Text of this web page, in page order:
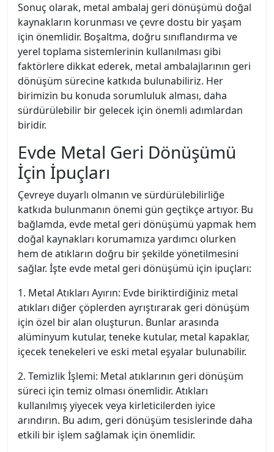
Sonuç olarak, metal ambalaj geri dönüşümü doğal
kaynakların korunması ve çevre dostu bir yaşam
için önemlidir. Boşaltma, doğru sınıflandırma ve
yerel toplama sistemlerinin kullanılması gibi
faktörlere dikkat ederek, metal ambalajlarının geri
dönüşüm sürecine katkıda bulunabiliriz. Her
birimizin bu konuda sorumluluk alması, daha
sürdürülebilir bir gelecek için önemli adımlardan
biridir.
Evde Metal Geri Dönüşümü
İçin İpuçları
Çevreye duyarlı olmanın ve sürdürülebilirliğe
katkıda bulunmanın önemi gün geçtikçe artıyor. Bu
bağlamda, evde metal geri dönüşümü yapmak hem
doğal kaynakları korumamıza yardımcı olurken
hem de atıkların doğru bir şekilde yönetilmesini
sağlar. İşte evde metal geri dönüşümü için ipuçları:
1. Metal Atıkları Ayırın: Evde biriktirdiğiniz metal
atıkları diğer çöplerden ayrıştırarak geri dönüşüm
için özel bir alan oluşturun. Bunlar arasında
alüminyum kutular, teneke kutular, metal kapaklar,
içecek tenekeleri ve eski metal eşyalar bulunabilir.
2. Temizlik İşlemi: Metal atıklarının geri dönüşüm
süreci için temiz olması önemlidir. Atıkları
kullanılmış yiyecek veya kirleticilerden iyice
arındırın. Bu adım, geri dönüşüm tesislerinde daha
etkili bir işlem sağlamak için önemlidir.